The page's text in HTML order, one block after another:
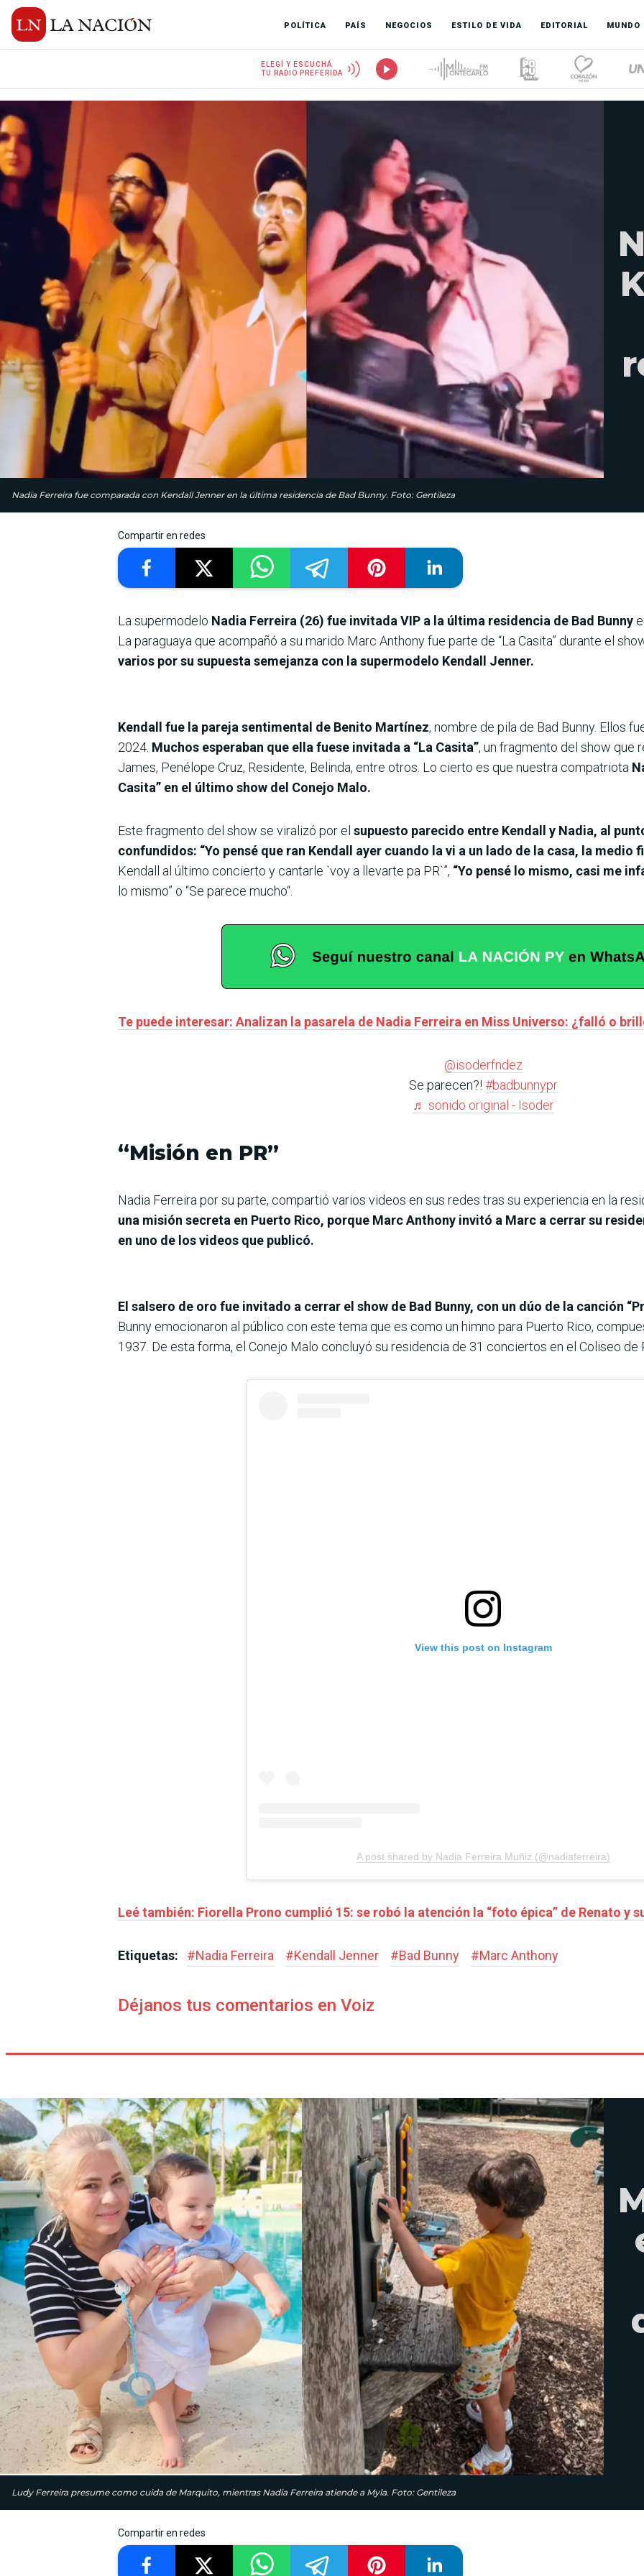
POLÍTICA PAÍS NEGOCIOS ESTILO DE VIDA EDITORIAL MUNDO
ELEGÍ Y ESCUCHÁ
TU RADIO PREFERIDA
Nadia Ferreira fue comparada con Kendall Jenner en la última residencia de Bad Bunny. Foto: Gentileza
Compartir en redes
La supermodelo Nadia Ferreira (26) fue invitada VIP a la última residencia de Bad Bunny
La paraguaya que acompañó a su marido Marc Anthony fue parte de “La Casita” durante el
varios por su supuesta semejanza con la supermodelo Kendall Jenner.
Kendall fue la pareja sentimental de Benito Martínez, nombre de pila de Bad Bunny. Ellos
2024. Muchos esperaban que ella fuese invitada a “La Casita”, un fragmento del show que
James, Penélope Cruz, Residente, Belinda, entre otros. Lo cierto es que nuestra compatriota
Casita” en el último show del Conejo Malo.
Este fragmento del show se viralizó por el supuesto parecido entre Kendall y Nadia, al
confundidos: “Yo pensé que ran Kendall ayer cuando la vi a un lado de la casa, la medio
Kendall al último concierto y cantarle `voy a llevarte pa PR`”, “Yo pensé lo mismo, casi me
lo mismo” o “Se parece mucho“.
Te puede interesar: Analizan la pasarela de Nadia Ferreira en Miss Universo: ¿falló o
@isoderfndez
Se parecen?! #badbunnypr
♬ sonido original - Isoder
“Misión en PR”
Nadia Ferreira por su parte, compartió varios videos en sus redes tras su experiencia en la
una misión secreta en Puerto Rico, porque Marc Anthony invitó a Marc a cerrar su
en uno de los videos que publicó.
El salsero de oro fue invitado a cerrar el show de Bad Bunny, con un dúo de la canción
Bunny emocionaron al público con este tema que es como un himno para Puerto Rico,
1937. De esta forma, el Conejo Malo concluyó su residencia de 31 conciertos en el Coliseo
View this post on Instagram
A post shared by Nadia Ferreira Muñiz (@nadiaferreira)
Leé también: Fiorella Prono cumplió 15: se robó la atención la “foto épica” de Renato y
Etiquetas: #Nadia Ferreira #Kendall Jenner #Bad Bunny #Marc Anthony
Déjanos tus comentarios en Voiz
Ludy Ferreira presume como cuida de Marquito, mientras Nadia Ferreira atiende a Myla. Foto: Gentileza
Compartir en redes